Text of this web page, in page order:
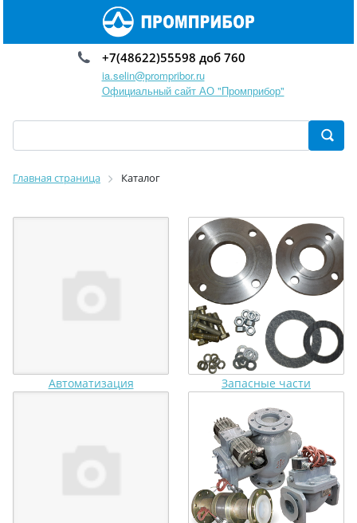
+7(48622)55598 доб 760
ia.selin@prompribor.ru
Официальный сайт АО "Промприбор"
Главная страница Каталог
Автоматизация Запасные части